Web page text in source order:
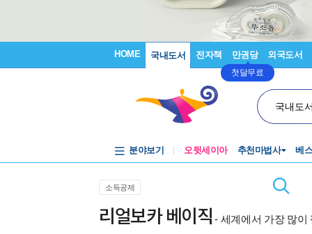
HOME 국내도서 전자책 만권당
첫달무료
외국도서
국내도
분야보기 오뒷세이아 추천마법사 베
소득공제
리얼보카 베이직 - 세계에서 가장 많이